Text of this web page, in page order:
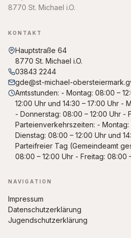
8770 St. Michael i.O.
KONTAKT
Hauptstraße 64
8770 St. Michael i.O.
03843 2244
gde@st-michael-
Amtsstunden: - Montag: 08:00 –
12:00 Uhr und 14:30 – 17:00 Uhr -
- Donnerstag: 08:00 – 12:00 Uhr -
Parteienverkehrszeiten: - Montag:
Dienstag: 08:00 – 12:00 Uhr und
Parteifreier Tag (Gemeindeamt
08:00 – 12:00 Uhr - Freitag: 08:00
NAVIGATION
Impressum
Datenschutzerklärung
Jugendschutzerklärung